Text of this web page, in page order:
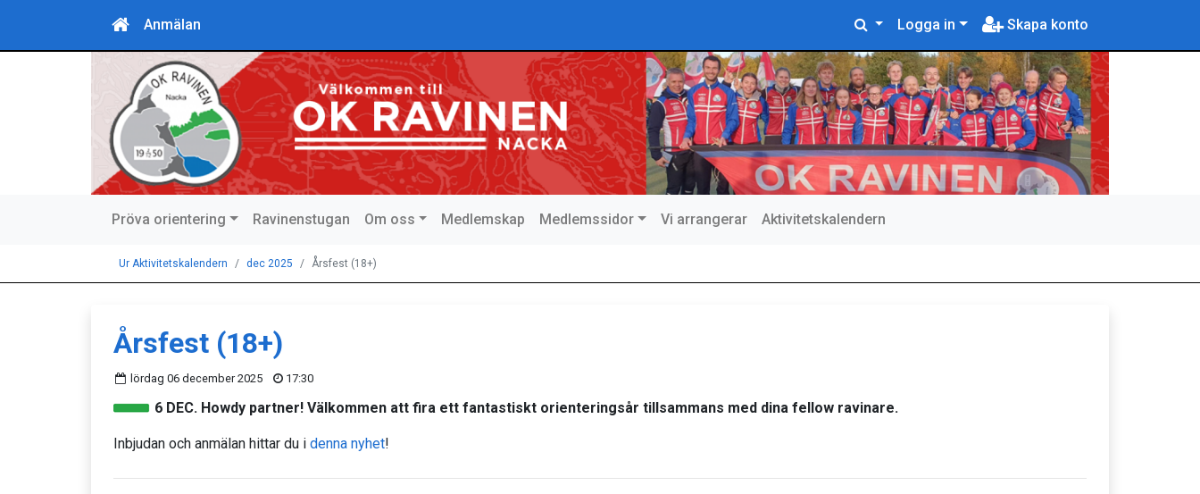
Anmälan Logga in Skapa konto
Pröva orientering Ravinenstugan Om oss Medlemskap Medlemssidor Vi arrangerar Aktivitetskalendern
Ur Aktivitetskalendern dec 2025 Årsfest (18+)
Årsfest (18+)
lördag 06 december 2025 17:30
6 DEC. Howdy partner! Välkommen att fira ett fantastiskt orienteringsår tillsammans med dina fellow ravinare.
Inbjudan och anmälan hittar du i denna nyhet!